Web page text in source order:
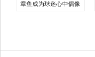
章鱼成为球迷心中偶像